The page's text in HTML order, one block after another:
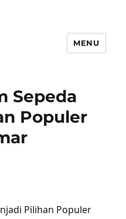
MENU
Sepeda
Populer
Pilihan Populer